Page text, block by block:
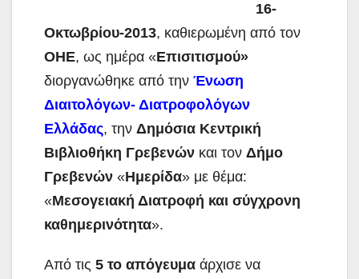
16-
Οκτωβρίου-2013, καθιερωμένη από τον
ΟΗΕ, ως ημέρα «Επισιτισμού»
διοργανώθηκε από την Ένωση
Διαιτολόγων- Διατροφολόγων
Ελλάδας, την Δημόσια Κεντρική
Βιβλιοθήκη Γρεβενών και τον Δήμο
Γρεβενών «Ημερίδα» με θέμα:
«Μεσογειακή Διατροφή και σύγχρονη
καθημερινότητα».
Από τις 5 το απόγευμα άρχισε να